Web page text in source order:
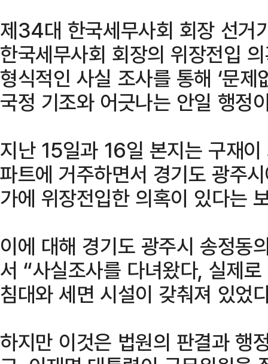
제34대 한국세무사회 회장 선거
한국세무사회 회장의 위장전입
형식적인 사실 조사를 통해 ‘문제
국정 기조와 어긋나는 안일 행정
지난 15일과 16일 본지는 구재
파트에 거주하면서 경기도 광주
가에 위장전입한 의혹이 있다는
이에 대해 경기도 광주시 송정동
서 “사실조사를 다녀왔다, 실제
침대와 세면 시설이 갖춰져 있었
하지만 이것은 법원의 판결과 행